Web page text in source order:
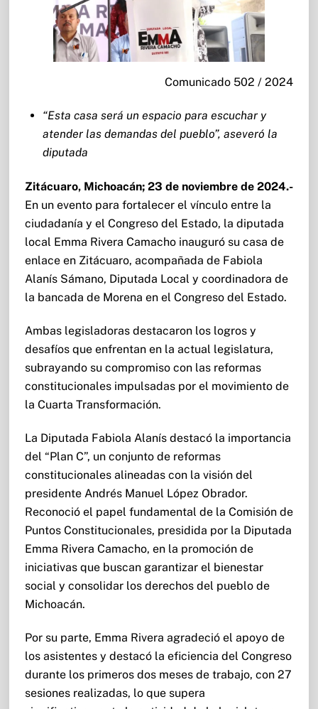
Comunicado 502 / 2024
“Esta casa será un espacio para escuchar y
atender las demandas del pueblo”, aseveró la
diputada
Zitácuaro, Michoacán; 23 de noviembre de 2024.-
En un evento para fortalecer el vínculo entre la
ciudadanía y el Congreso del Estado, la diputada
local Emma Rivera Camacho inauguró su casa de
enlace en Zitácuaro, acompañada de Fabiola
Alanís Sámano, Diputada Local y coordinadora de
la bancada de Morena en el Congreso del Estado.
Ambas legisladoras destacaron los logros y
desafíos que enfrentan en la actual legislatura,
subrayando su compromiso con las reformas
constitucionales impulsadas por el movimiento de
la Cuarta Transformación.
La Diputada Fabiola Alanís destacó la importancia
del “Plan C”, un conjunto de reformas
constitucionales alineadas con la visión del
presidente Andrés Manuel López Obrador.
Reconoció el papel fundamental de la Comisión de
Puntos Constitucionales, presidida por la Diputada
Emma Rivera Camacho, en la promoción de
iniciativas que buscan garantizar el bienestar
social y consolidar los derechos del pueblo de
Michoacán.
Por su parte, Emma Rivera agradeció el apoyo de
los asistentes y destacó la eficiencia del Congreso
durante los primeros dos meses de trabajo, con 27
sesiones realizadas, lo que supera